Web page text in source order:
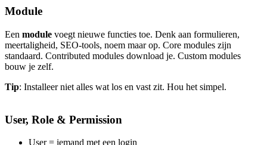
Module
Een module voegt nieuwe functies toe. Denk aan formulieren,
meertaligheid, SEO-tools, noem maar op. Core modules zijn
standaard. Contributed modules download je. Custom modules
bouw je zelf.
Tip: Installeer niet alles wat los en vast zit. Hou het simpel.
User, Role & Permission
User = iemand met een login